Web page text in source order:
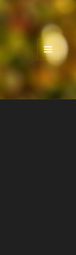
MENÜ
UND
WIDGETS